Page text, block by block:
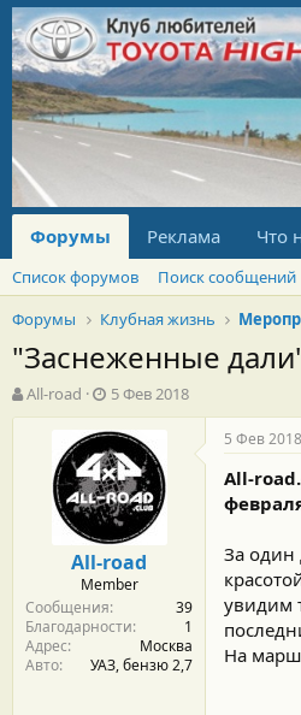
Форумы Реклама Что
Список форумов
Поиск сообщений
Форумы
Клубная жизнь
"Заснеженные
А
в
All-road
Д
а
т
а
н
а
ч
а
л
а
5 Фев 2018
All-road
Member
Сообщения
39
Благодарности
1
Адрес
Москва
Авто
УАЗ, бензю 2,7
5 Фев 2018
All-
За один
увидим
На